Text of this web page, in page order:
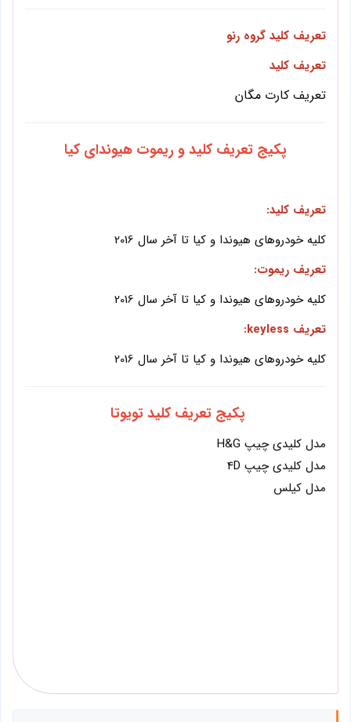
تعریف کلید گروه رنو
تعریف کلید
تعریف کارت مگان
پکیج تعریف کلید و ریموت هیوندای کیا
تعریف کلید:
کلیه خودروهای هیوندا و کیا تا آخر سال 2016
تعریف ریموت:
کلیه خودروهای هیوندا و کیا تا آخر سال 2016
تعریف keyless:
کلیه خودروهای هیوندا و کیا تا آخر سال 2016
پکیج تعریف کلید تویوتا
مدل کلیدی چیپ H&G
مدل کلیدی چیپ 4D
مدل کیلس